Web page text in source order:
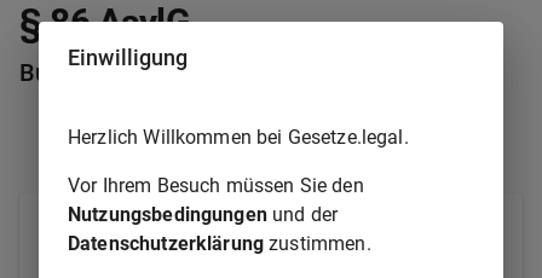
§ 86 AsylG
Bußgeldvorschriften
(1) Ordnungswidrig handelt, wer
Einwilligung
Herzlich Willkommen bei Gesetze.legal.
Vor Ihrem Besuch müssen Sie den
Nutzungsbedingungenund der
Datenschutzerklärung zustimmen.